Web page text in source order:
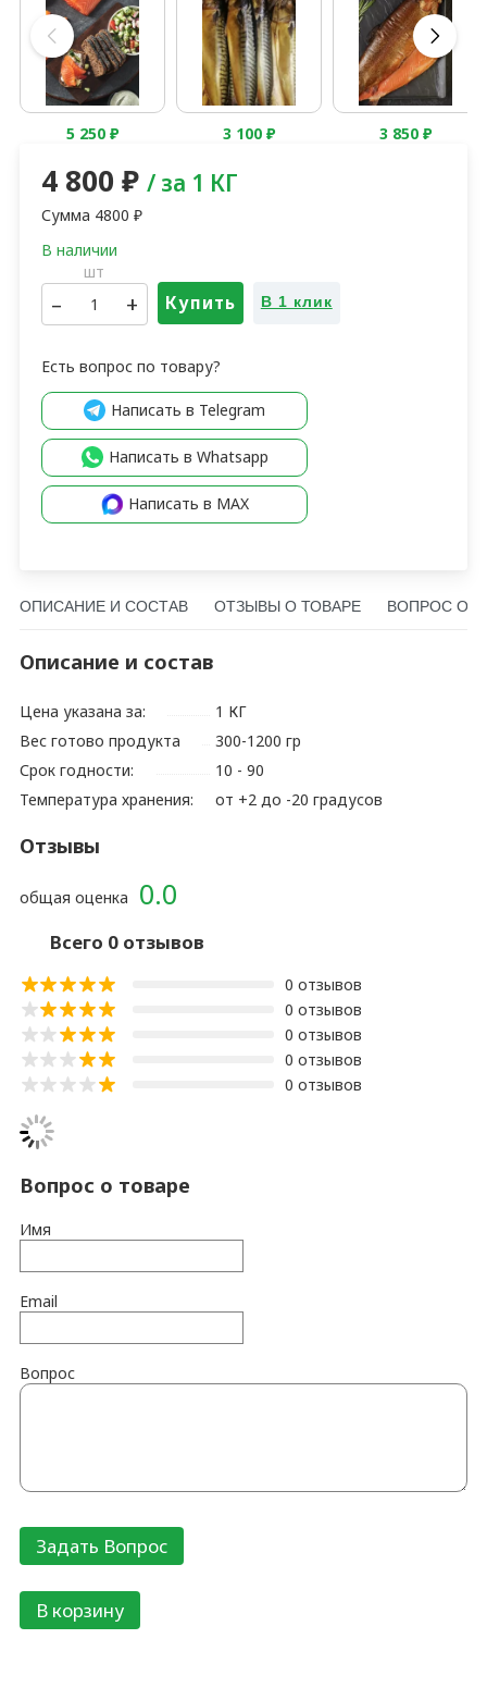
5 250₽ 3 100₽ 3 850₽
4 800 ₽ / за 1 КГ
Сумма 4800 ₽
шт
– + Купить В 1 клик
Есть вопрос по товару?
Написать в Telegram
Написать в Whatsapp
Написать в MAX
ОПИСАНИЕ И СОСТАВ ОТЗЫВЫ О ТОВАРЕ ВОПРОС О
Описание и состав
Цена указана за:
1 КГ
Вес готово продукта
300-1200 гр
Срок годности:
10 - 90
Температура хранения:
от +2 до -20 градусов
Отзывы
0.0
общая оценка
Всего 0 отзывов
0 отзывов
0 отзывов
0 отзывов
0 отзывов
0 отзывов
Вопрос о товаре
Имя
Email
Вопрос
В корзину